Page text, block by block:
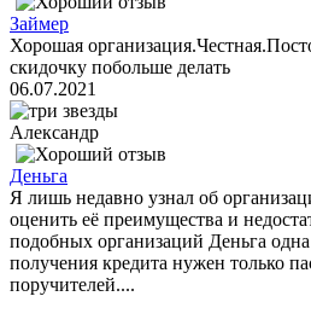
Займер
Хорошая
скидочку побольше делать
06.07.2021
Александр
Деньга
Я лишь недавно узнал об
оценить её преимущества и
подобных организаций Деньга
получения кредита нужен только
поручителей....